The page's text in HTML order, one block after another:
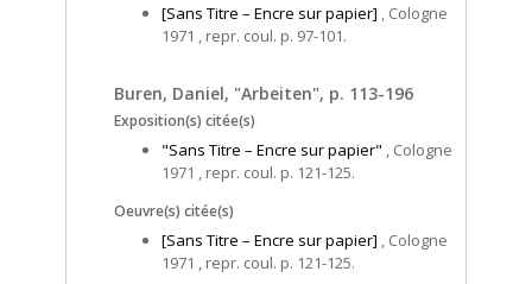
[Sans Titre – Encre sur papier] , Cologne
1971 , repr. coul. p. 97-101.
Buren, Daniel, "Arbeiten", p. 113-196
Exposition(s) citée(s)
"Sans Titre – Encre sur papier" , Cologne
1971 , repr. coul. p. 121-125.
Oeuvre(s) citée(s)
[Sans Titre – Encre sur papier] , Cologne
1971 , repr. coul. p. 121-125.